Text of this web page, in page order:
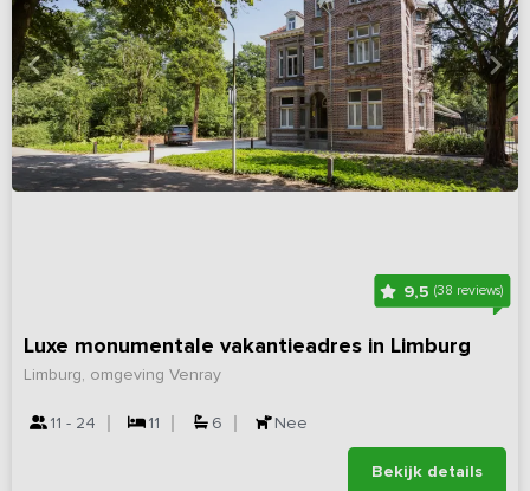
9,5 (38 reviews)
Luxe monumentale vakantieadres in Limburg
Limburg, omgeving Venray
11 - 24 11 6 Nee
Bekijk details